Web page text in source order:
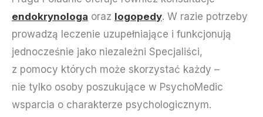
endokrynologa oraz logopedy. W razie potrzeby
prowadzą leczenie uzupełniające i funkcjonują
jednocześnie jako niezależni Specjaliści,
z pomocy których może skorzystać każdy –
nie tylko osoby poszukujące w PsychoMedic
wsparcia o charakterze psychologicznym.